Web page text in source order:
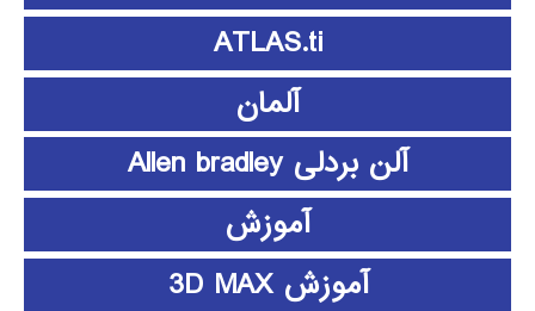
ATLAS.ti
آلمان
آلن بردلی Allen bradley
آموزش
آموزش 3D MAX